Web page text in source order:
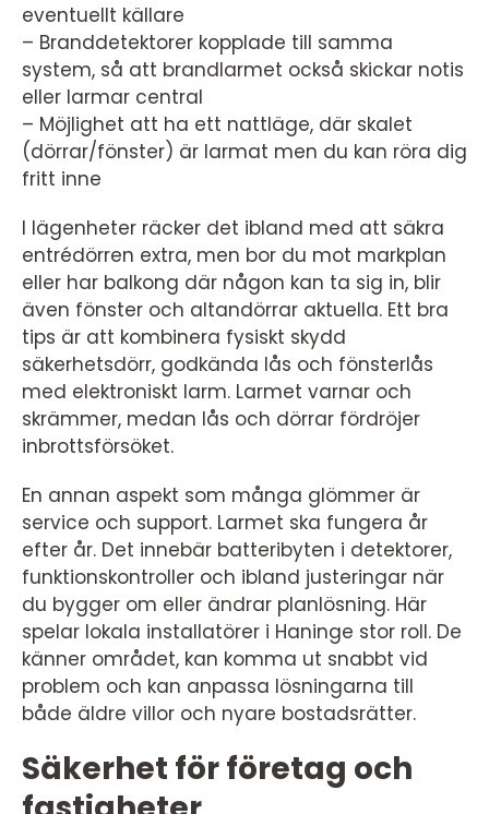
eventuellt källare
– Branddetektorer kopplade till samma
system, så att brandlarmet också skickar notis
eller larmar central
– Möjlighet att ha ett nattläge, där skalet
(dörrar/fönster) är larmat men du kan röra dig
fritt inne
I lägenheter räcker det ibland med att säkra
entrédörren extra, men bor du mot markplan
eller har balkong där någon kan ta sig in, blir
även fönster och altandörrar aktuella. Ett bra
tips är att kombinera fysiskt skydd
säkerhetsdörr, godkända lås och fönsterlås
med elektroniskt larm. Larmet varnar och
skrämmer, medan lås och dörrar fördröjer
inbrottsförsöket.
En annan aspekt som många glömmer är
service och support. Larmet ska fungera år
efter år. Det innebär batteribyten i detektorer,
funktionskontroller och ibland justeringar när
du bygger om eller ändrar planlösning. Här
spelar lokala installatörer i Haninge stor roll. De
känner området, kan komma ut snabbt vid
problem och kan anpassa lösningarna till
både äldre villor och nyare bostadsrätter.
Säkerhet för företag och